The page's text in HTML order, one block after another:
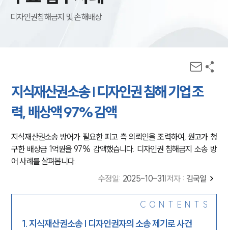
디자인권침해금지 및 손해배상
지식재산권소송 | 디자인권 침해 기업 조
력, 배상액 97% 감액
지식재산권소송 방어가 필요한 피고 측 의뢰인을 조력하여, 원고가 청
구한 배상금 1억원을 97% 감액했습니다. 디자인권 침해금지 소송 방
어 사례를 살펴봅니다.
수정일: 2025-10-31 저자 : 김국일
CONTENTS
1.지식재산권소송 | 디자인권자의 소송 제기로 사건